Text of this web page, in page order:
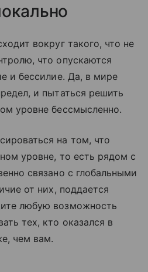
вокруг такого, что не
что опускаются
и бессилие. Да, в мире
и пытаться решить
уровне бессмысленно.
на том, что
уровне, то есть рядом с
связано с глобальными
от них, поддается
любую возможность
тех, кто оказался в
чем вам.